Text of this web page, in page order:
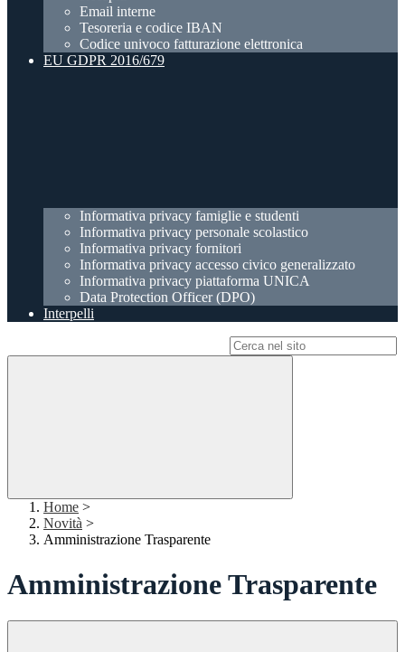
Email interne
Tesoreria e codice IBAN
Codice univoco fatturazione elettronica
EU GDPR 2016/679
Informativa privacy famiglie e studenti
Informativa privacy personale scolastico
Informativa privacy fornitori
Informativa privacy accesso civico generalizzato
Informativa privacy piattaforma UNICA
Data Protection Officer (DPO)
Interpelli
Home >
Novità >
Amministrazione Trasparente
Amministrazione Trasparente